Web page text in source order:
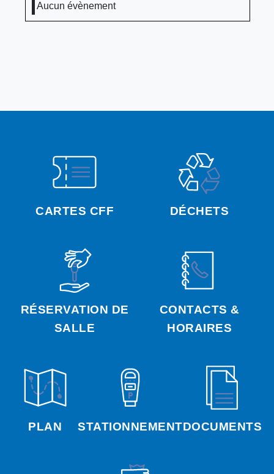
CARTES CFF DÉCHETS
RÉSERVATION DE
SALLE
CONTACTS &
HORAIRES
PLAN STATIONNEMENTDOCUMENTS
Aucun évènement